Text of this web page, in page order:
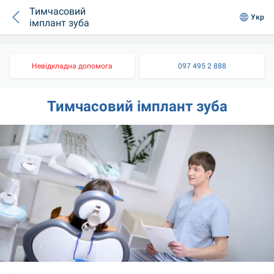
Тимчасовий
імплант зуба
Укр
Невідкладна допомога 097 495 2 888
Тимчасовий імплант зуба